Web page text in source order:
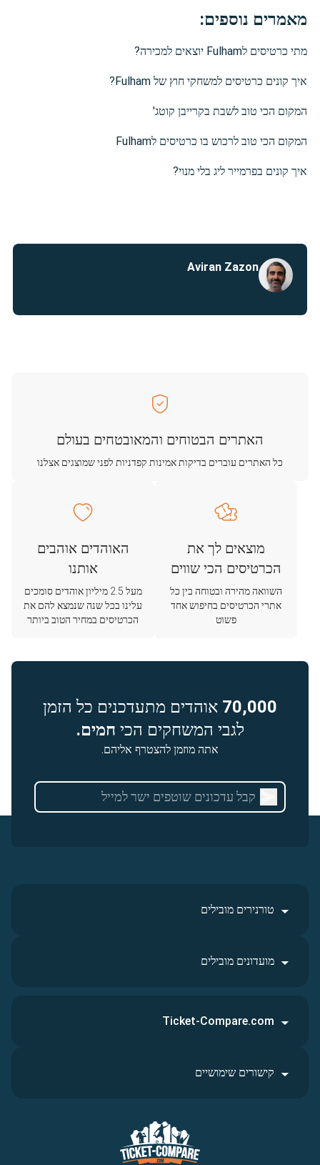
מאמרים נוספים:
מתי כרטיסים לFulham יוצאים למכירה?
איך קונים כרטיסים למשחקי חוץ של Fulham?
המקום הכי טוב לשבת בקרייבן קוטג'
המקום הכי טוב לרכוש בו כרטיסים לFulham
איך קונים בפרמייר ליג בלי מנוי?
Aviran Zazon
האתרים הבטוחים והמאובטחים בעולם
כל האתרים עוברים בדיקות אמינות קפדניות לפני שמוצגים אצלנו
מוצאים לך את
הכרטיסים הכי שווים
השוואה מהירה ובטוחה בין כל
אתרי הכרטיסים בחיפוש אחד
פשוט
האוהדים אוהבים
אותנו
מעל 2.5 מיליון אוהדים סומכים
עלינו בכל שנה שנמצא להם את
הכרטיסים במחיר הטוב ביותר
70,000 אוהדים מתעדכנים כל הזמן
לגבי המשחקים הכי חמים.
אתה מוזמן להצטרף אליהם.
טורנירים מובילים
מועדונים מובילים
Ticket-Compare.com
קישורים שימושיים